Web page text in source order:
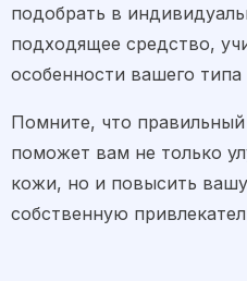
подобрать в
подходящее средство,
особенности вашего
Помните, что
поможет вам не только
кожи, но и повысить
собственную